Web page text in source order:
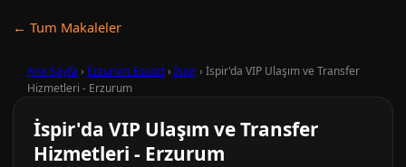
← Tum Makaleler
Ana Sayfa › Erzurum Escort› İspir› İspir'da VIP Ulaşım ve Transfer
Hizmetleri - Erzurum
İspir'da VIP Ulaşım ve Transfer
Hizmetleri - Erzurum